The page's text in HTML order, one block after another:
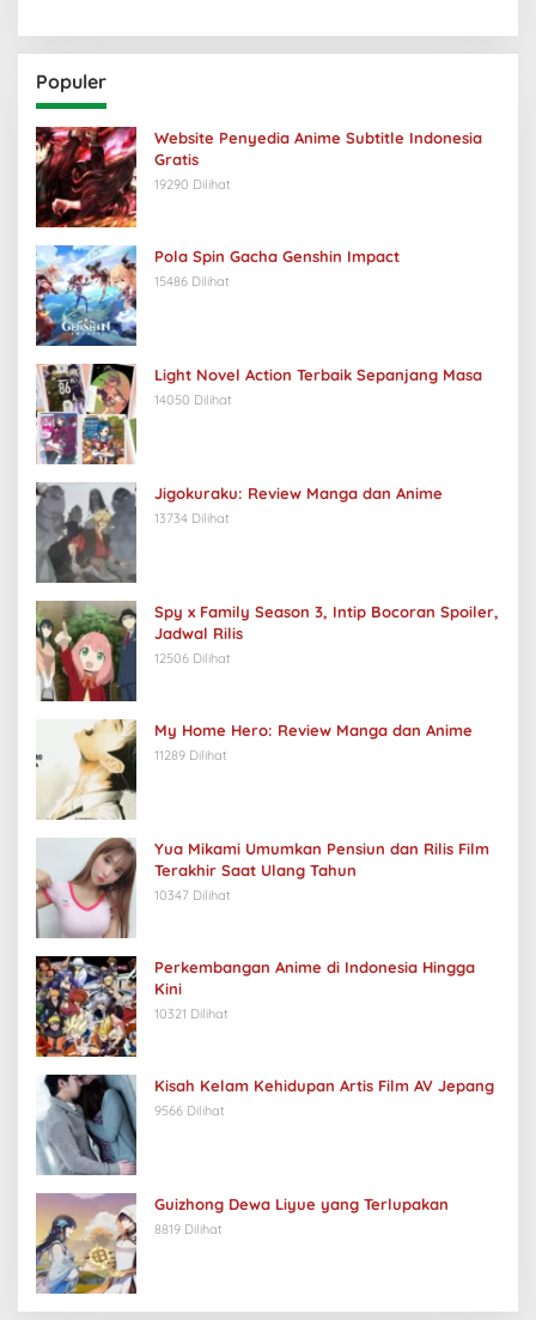
Populer
Website Penyedia Anime Subtitle Indonesia
Gratis
19290 Dilihat
Pola Spin Gacha Genshin Impact
15486 Dilihat
Light Novel Action Terbaik Sepanjang Masa
14050 Dilihat
Jigokuraku: Review Manga dan Anime
13734 Dilihat
Spy x Family Season 3, Intip Bocoran Spoiler,
Jadwal Rilis
12506 Dilihat
My Home Hero: Review Manga dan Anime
11289 Dilihat
Yua Mikami Umumkan Pensiun dan Rilis Film
Terakhir Saat Ulang Tahun
10347 Dilihat
Perkembangan Anime di Indonesia Hingga
Kini
10321 Dilihat
Kisah Kelam Kehidupan Artis Film AV Jepang
9566 Dilihat
Guizhong Dewa Liyue yang Terlupakan
8819 Dilihat